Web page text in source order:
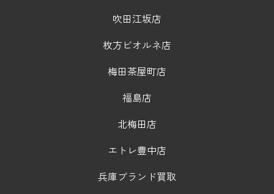
吹田江坂店
枚方ビオルネ店
梅田茶屋町店
福島店
北梅田店
エトレ豊中店
兵庫ブランド買取